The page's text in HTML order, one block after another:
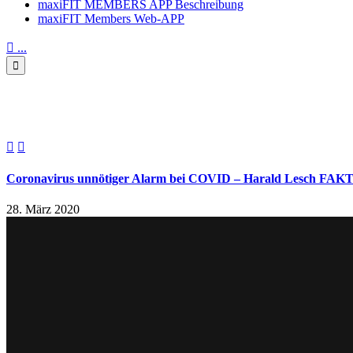
maxiFIT MEMBERS APP Beschreibung
maxiFIT Members Web-APP
 ...

 
Coronavirus unnötiger Alarm bei COVID – Harald Lesch
28. März 2020